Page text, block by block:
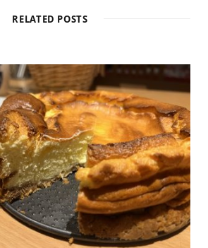
RELATED POSTS